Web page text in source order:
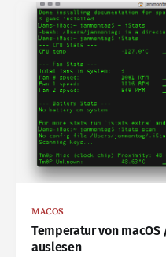
MACOS
Temperatur von
auslesen